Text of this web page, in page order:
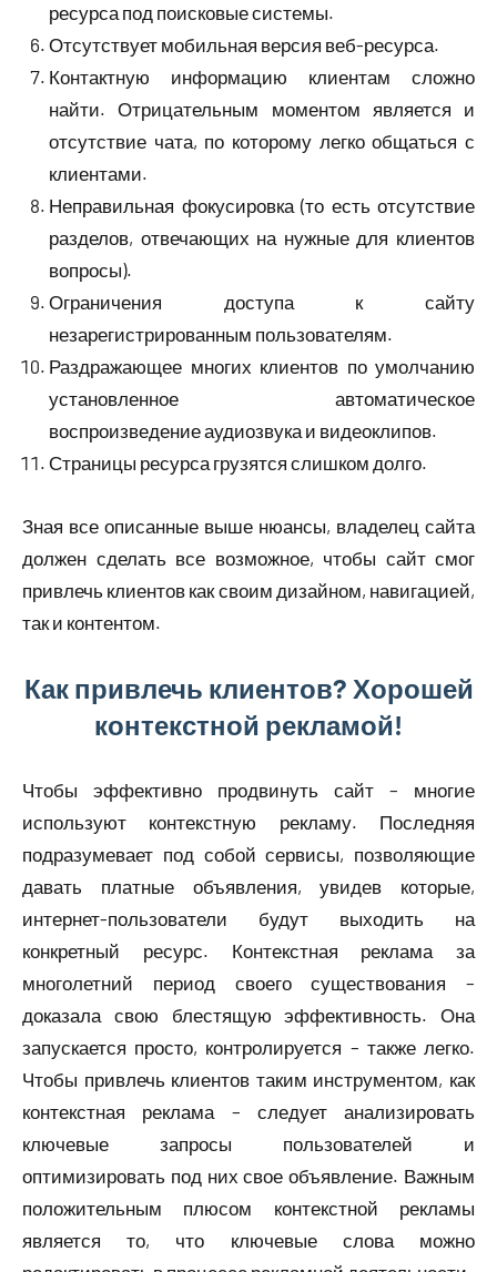
ресурса под поисковые системы.
Отсутствует мобильная версия веб-ресурса.
Контактную информацию клиентам сложно
найти. Отрицательным моментом является и
отсутствие чата, по которому легко общаться с
клиентами.
Неправильная фокусировка (то есть отсутствие
разделов, отвечающих на нужные для клиентов
вопросы).
Ограничения доступа к сайту
незарегистрированным пользователям.
Раздражающее многих клиентов по умолчанию
установленное автоматическое
воспроизведение аудиозвука и видеоклипов.
Страницы ресурса грузятся слишком долго.
Зная все описанные выше нюансы, владелец сайта
должен сделать все возможное, чтобы сайт смог
привлечь клиентов как своим дизайном, навигацией,
так и контентом.
Как привлечь клиентов? Хорошей
контекстной рекламой!
Чтобы эффективно продвинуть сайт – многие
используют контекстную рекламу. Последняя
подразумевает под собой сервисы, позволяющие
давать платные объявления, увидев которые,
интернет-пользователи будут выходить на
конкретный ресурс. Контекстная реклама за
многолетний период своего существования –
доказала свою блестящую эффективность. Она
запускается просто, контролируется – также легко.
Чтобы привлечь клиентов таким инструментом, как
контекстная реклама – следует анализировать
ключевые запросы пользователей и
оптимизировать под них свое объявление. Важным
положительным плюсом контекстной рекламы
является то, что ключевые слова можно